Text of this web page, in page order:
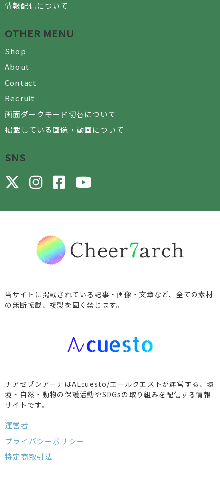
情報配信について
OTHER MENU
Shop
About
Contact
Recruit
画面ダークモード切替について
掲載している画像・動画について
SNS
当サイトに掲載されている記事・画像・文章など、全ての素材
の無断転載、複製を固く禁じます。
チアセブンアーチはALcuesto/エールクエストが運営する、環
境・自然・動物の保護活動やSDGsの取り組みを配信する情報
サイトです。
運営者
プライバシーポリシー
特定商取引法